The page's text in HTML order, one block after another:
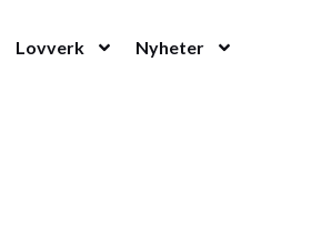
Lovverk Nyheter